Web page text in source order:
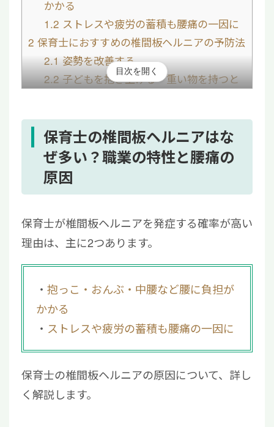
かかる
1.2 ストレスや疲労の蓄積も腰痛の一因に
2 保育士におすすめの椎間板ヘルニアの予防法
2.1姿勢を改善する
2.2子どもを抱き上げる・重い物を持つと
椎間板ヘルニアに悩む保育士に有効な治療法
4 【まとめ】保育士の椎間板ヘルニアは適切な
治療と予防で退職を回避しよう
目次を開く
保育士の椎間板ヘルニアはな
ぜ多い？職業の特性と腰痛の
原因
保育士が椎間板ヘルニアを発症する確率が高い
理由は、主に2つあります。
抱っこ・おんぶ・中腰など腰に負担が
かかる
ストレスや疲労の蓄積も腰痛の一因に
保育士の椎間板ヘルニアの原因について、詳し
く解説します。